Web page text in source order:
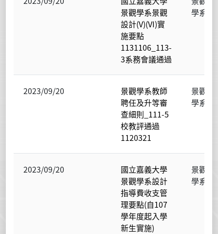
景觀學系景觀
設計(V)(VI)實
施要點
1131106_113-
3系務會議通過
學系
2023/09/20
景觀學系教師
聘任及升等審
查細則_111-5
校教評通過
1120321
景觀
學系
2023/09/20
國立嘉義大學
景觀學系設計
指導費收支管
理要點(自107
學年度起入學
新生實施)
景觀
學系